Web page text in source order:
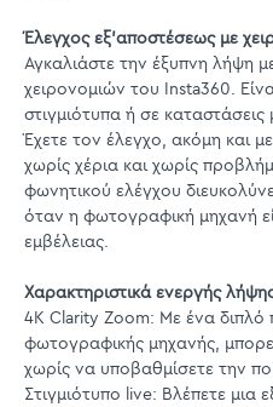
Έλεγχος εξ'αποστέσεως με
Αγκαλιάστε την έξυπνη λήψη
χειρονομιών του Insta360.
στιγμιότυπα ή σε
Έχετε τον έλεγχο, ακόμη και
χωρίς χέρια και χωρίς
φωνητικού ελέγχου
όταν η φωτογραφική μηχανή
εμβέλειας.
Χαρακτηριστικά ενεργής
4K Clarity Zoom: Με ένα
φωτογραφικής μηχανής,
χωρίς να υποβαθμίσετε την
Στιγμιότυπο live: Βλέπετε μια